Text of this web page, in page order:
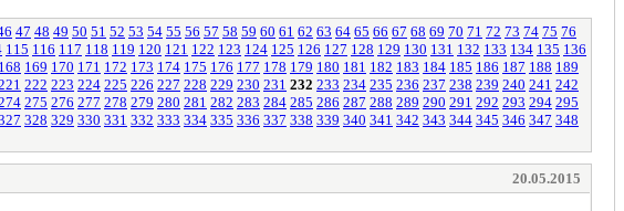
47 48 49 50 51 52 53 54 55 56 57 58 59 60 61 62 63 64 65 66 67 68 69 70 71 72 73 74 75 76
115 116 117 118 119 120 121 122 123 124 125 126 127 128 129 130 131 132 133 134 135 136
168 169 170 171 172 173 174 175 176 177 178 179 180 181 182 183 184 185 186 187 188 189
222 223 224 225 226 227 228 229 230 231 232 233 234 235 236 237 238 239 240 241 242
275 276 277 278 279 280 281 282 283 284 285 286 287 288 289 290 291 292 293 294 295
328 329 330 331 332 333 334 335 336 337 338 339 340 341 342 343 344 345 346 347 348
20.05.2015